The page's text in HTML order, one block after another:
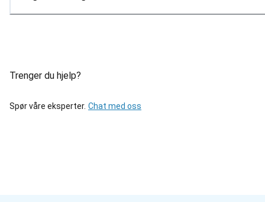
Trenger du hjelp?
Spør våre eksperter. Chat med oss